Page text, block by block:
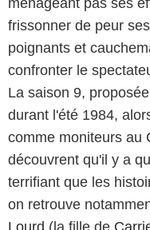
frissonner de peur
poignants et
confronter le
La saison 9,
durant l'été 1984,
comme moniteurs au
découvrent qu'il y a
terrifiant que les
on retrouve
Lourd (la fille de